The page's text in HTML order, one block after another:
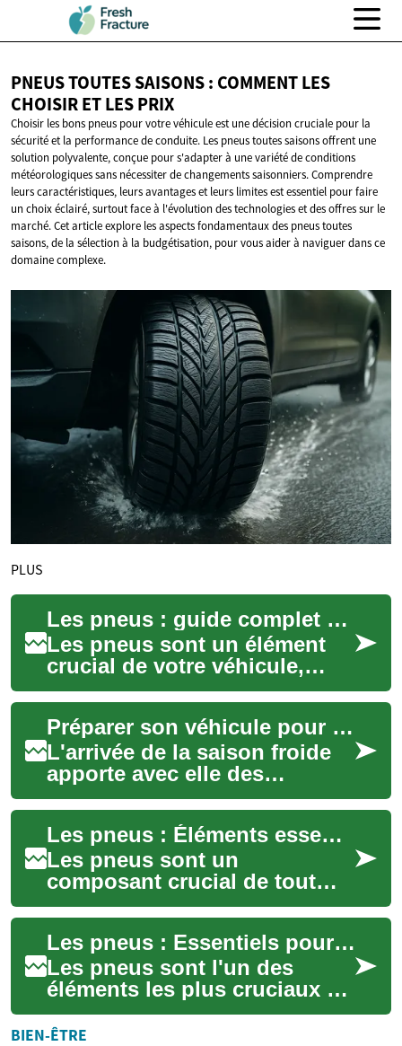
PNEUS TOUTES SAISONS : COMMENT LES
CHOISIR ETLES PRIX
Choisir les bons pneus pour votre véhicule est une décision cruciale pour la
sécurité et la performance de conduite. Les pneus toutes saisons offrent une
solution polyvalente, conçue pour s'adapter à une variété de conditions
météorologiques sans nécessiter de changements saisonniers. Comprendre
leurs caractéristiques, leurs avantages et leurs limites est essentiel pour faire
un choix éclairé, surtout face à l'évolution des technologies et des offres sur le
marché. Cet article explore les aspects fondamentaux des pneus toutes
saisons, de la sélection à la budgétisation, pour vous aider à naviguer dans ce
domaine complexe.
PLUS
Les pneus : guide complet pour une conduite en toute sécurité
Les pneus sont un élément
crucial de votre véhicule,
jouant un rôle essentiel dans
la sécurité, les performances
et l...
Préparer son véhicule pour la saison froide
L'arrivée de la saison froide
apporte avec elle des
conditions routières
changeantes, exigeant une
préparation adéqua...
Les pneus : Éléments essentiels pour la sécurité et les performances de votre véhicule
Les pneus sont un
composant crucial de tout
véhicule, jouant un rôle
essentiel dans la sécurité, la
performance et le...
Les pneus : Essentiels pour votre sécurité et votre confort sur la route
Les pneus sont l'un des
éléments les plus cruciaux de
votre véhicule, assurant votre
sécurité et votre confort sur
BIEN-ÊTRE